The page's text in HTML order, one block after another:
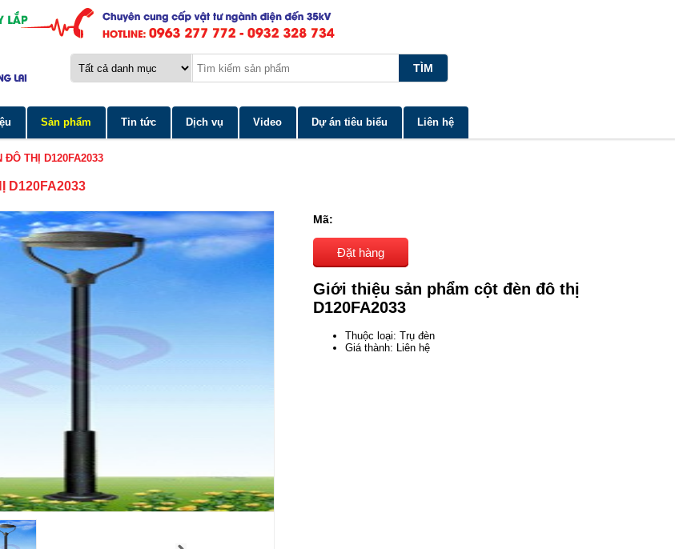
Sản phẩm Tin tức Dịch vụ Video Dự án tiêu biểu Liên hệ
ĐÔ THỊ D120FA2033
D120FA2033
Mã:
Đặt hàng
Giới thiệu sản phẩm cột đèn đô thị
D120FA2033
Thuộc loại: Trụ đèn
Giá thành: Liên hệ